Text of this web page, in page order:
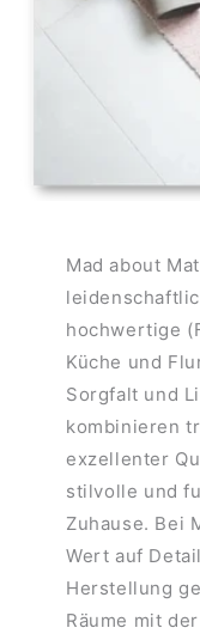
Mad about
hochwertige
Küche und
Sorgfalt und
kombinieren
exzellenter
stilvolle und
Zuhause. Bei
Wert auf
Herstellung
Räume mit